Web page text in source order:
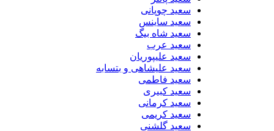
سعید چوپانی
سعید ساینس
سعید شاه بیگ
سعید عرب
سعید علیپوریان
سعید علیشاهی و بتسابه
سعید فاطمی
سعید کبیری
سعید کرمانی
سعید کریمی
سعید گلشنی